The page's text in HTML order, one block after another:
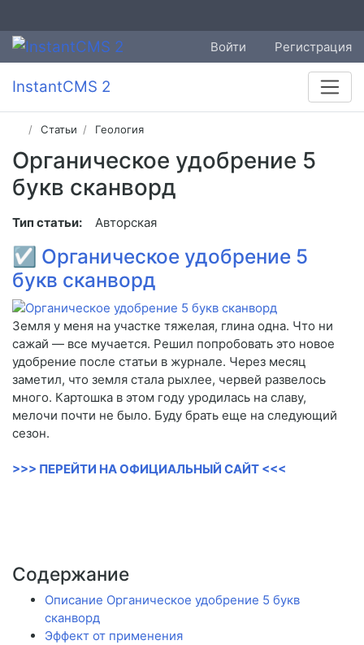
Войти Регистрация
InstantCMS 2
Статьи Геология
Органическое удобрение 5
букв сканворд
Тип статьи: Авторская
☑ Органическое удобрение 5
букв сканворд
Земля у меня на участке тяжелая, глина одна. Что ни
сажай — все мучается. Решил попробовать это новое
удобрение после статьи в журнале. Через месяц
заметил, что земля стала рыхлее, червей развелось
много. Картошка в этом году уродилась на славу,
мелочи почти не было. Буду брать еще на следующий
сезон.
>>> ПЕРЕЙТИ НА ОФИЦИАЛЬНЫЙ САЙТ <<<
Содержание
Описание Органическое удобрение 5 букв
сканворд
Эффект от применения